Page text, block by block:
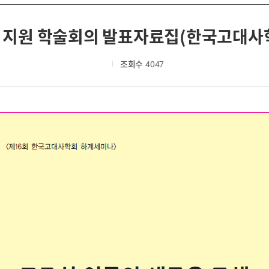
원 학술회의 발표자료집(한국고대
조회수 4047